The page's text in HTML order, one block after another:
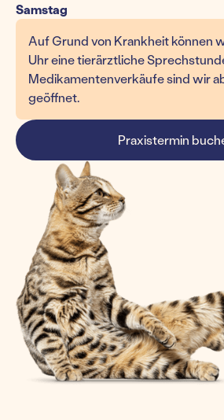
Samstag
Auf Grund von Krankheit können
Uhr eine tierärztliche
Medikamentenverkäufe sind wir
geöffnet.
Praxistermin